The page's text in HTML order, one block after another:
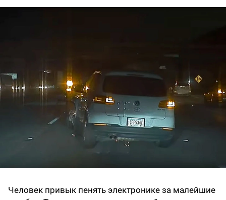
Человек привык пенять электронике за малейшие